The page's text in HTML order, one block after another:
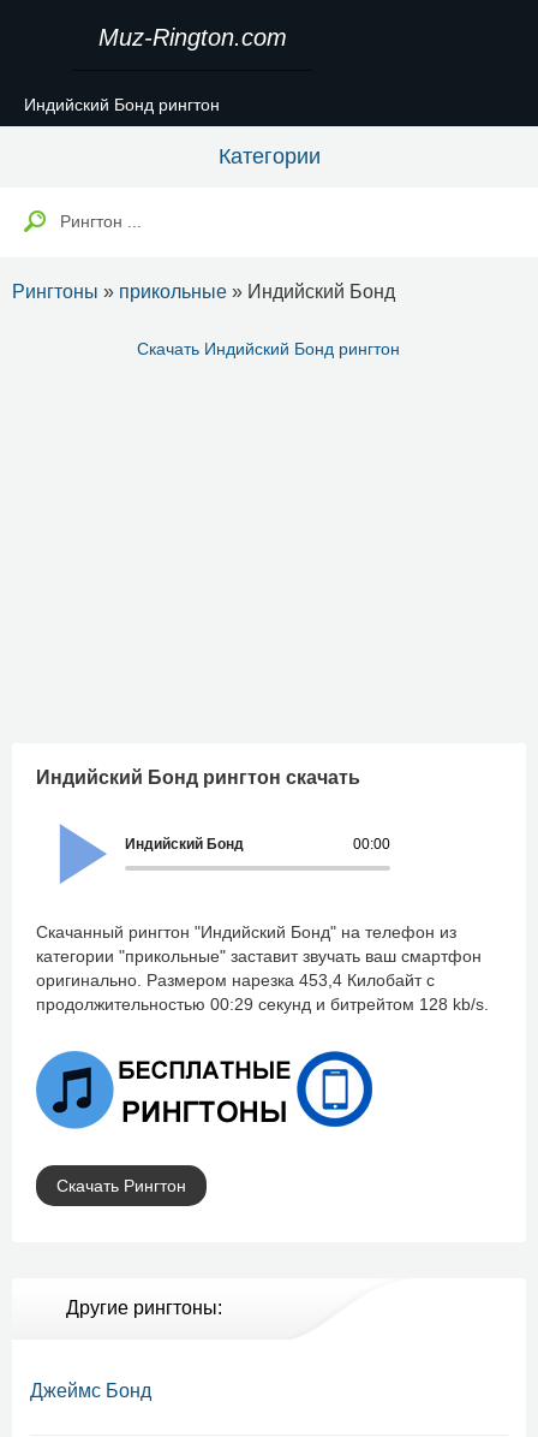
Muz-Rington.com
Индийский Бонд рингтон
Категории
Рингтоны » прикольные » Индийский Бонд
Скачать Индийский Бонд рингтон
Индийский Бонд рингтон скачать
00:00
Индийский Бонд
Скачанный рингтон "Индийский Бонд" на телефон из
категории "прикольные" заставит звучать ваш смартфон
оригинально. Размером нарезка 453,4 Килобайт с
продолжительностью 00:29 секунд и битрейтом 128 kb/s.
Скачать Рингтон
Другие рингтоны:
Джеймс Бонд